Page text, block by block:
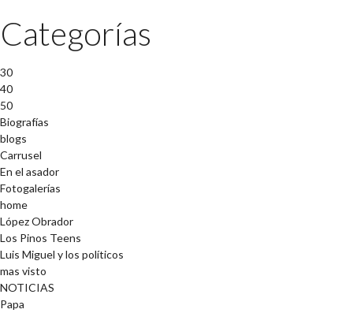
Categorías
30
40
50
Biografías
blogs
Carrusel
En el asador
Fotogalerías
home
López Obrador
Los Pinos Teens
Luis Miguel y los políticos
mas visto
NOTICIAS
Papa